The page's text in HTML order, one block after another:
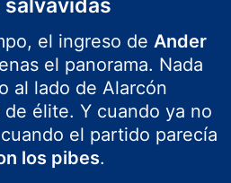
el ingreso de Ander
el panorama. Nada
al lado de Alarcón
élite. Y cuando ya no
el partido parecía
los pibes.